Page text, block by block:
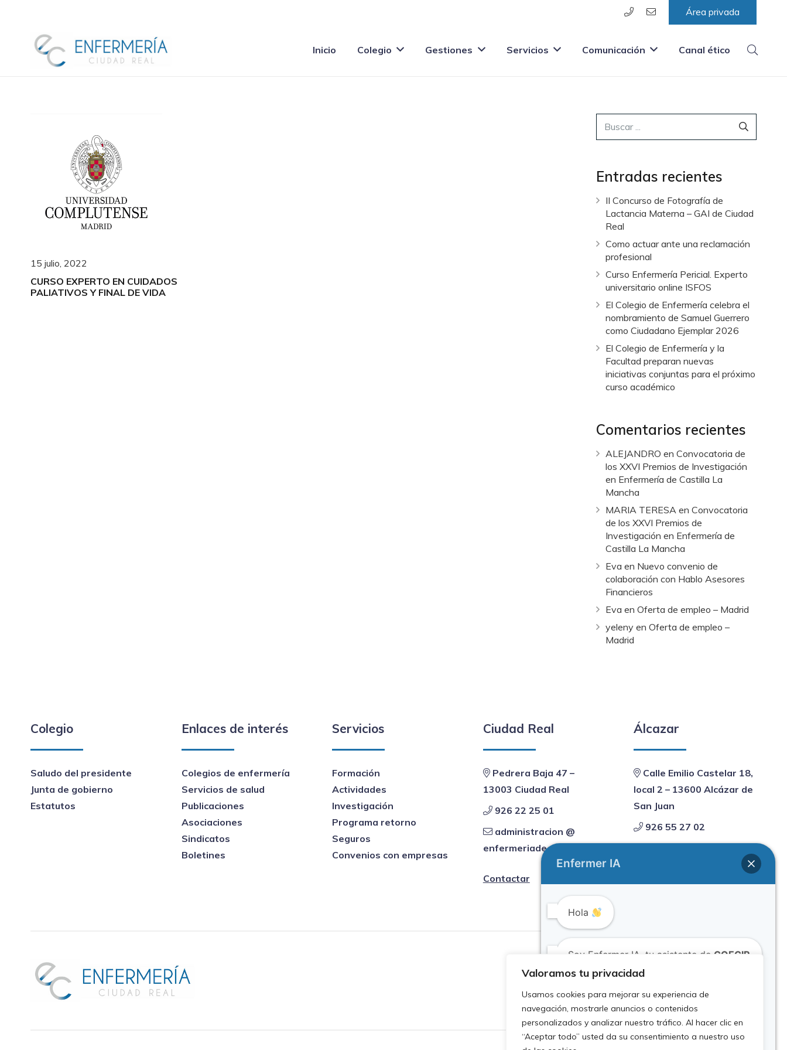
Valoramos tu privacidad
Usamos cookies para mejorar su experiencia de
navegación, mostrarle anuncios o contenidos
personalizados y analizar nuestro tráfico. Al hacer clic en
“Aceptar todo” usted da su consentimiento a nuestro uso
Área privada
Inicio Colegio Gestiones Servicios Comunicación Canal ético
15 julio, 2022
CURSO EXPERTO EN CUIDADOS
PALIATIVOS Y FINAL DE VIDA
Entradas recientes
II Concurso de Fotografía de
Lactancia Materna – GAI de Ciudad
Real
Como actuar ante una reclamación
profesional
Curso Enfermería Pericial. Experto
universitario online ISFOS
El Colegio de Enfermería celebra el
nombramiento de Samuel Guerrero
como Ciudadano Ejemplar 2026
El Colegio de Enfermería y la
Facultad preparan nuevas
iniciativas conjuntas para el próximo
curso académico
Comentarios recientes
ALEJANDRO en Convocatoria de
los XXVI Premios de Investigación
en Enfermería de Castilla La
Mancha
MARIA TERESA en Convocatoria
de los XXVI Premios de
Investigación en Enfermería de
Castilla La Mancha
Eva en Nuevo convenio de
colaboración con Hablo Asesores
Financieros
Eva en Oferta de empleo – Madrid
yeleny en Oferta de empleo –
Madrid
Colegio
Saludo del presidente
Junta de gobierno
Estatutos
Enlaces de interés
Colegios de enfermería
Servicios de salud
Publicaciones
Asociaciones
Sindicatos
Boletines
Servicios
Formación
Actividades
Investigación
Programa retorno
Seguros
Convenios con empresas
Ciudad Real
Pedrera Baja 47 –
13003 Ciudad Real
926 22 25 01
administracion @
enfermeriadeciudadreal.es
Contactar
Álcazar
Calle Emilio Castelar 18,
local 2 – 13600 Alcázar de
San Juan
926 55 27 02
enfermeriadeciudadreal.es
Enfermer IA
Hola
Soy Enfermer IA, tu asistente de COECIR
¿Puedo ayudarte?
Este es un asistente virtual que puede cometer
errores. Por favor, considera verificar la información
importante.